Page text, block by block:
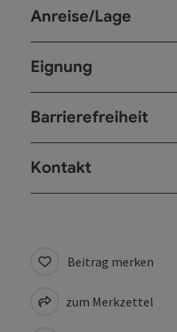
Anreise/Lage
Eignung
Barrierefreiheit
Kontakt
Beitrag merken
zum Merkzettel